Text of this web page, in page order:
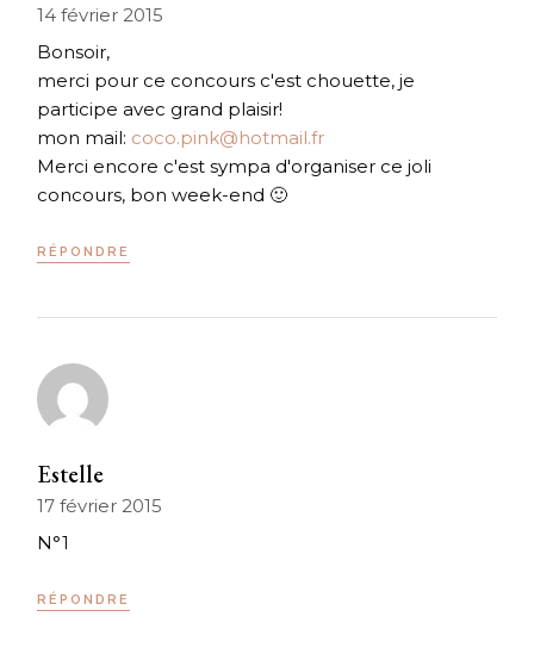
14 février 2015
Bonsoir,
merci pour ce concours c'est chouette, je
participe avec grand plaisir!
mon mail: coco.pink@hotmail.fr
Merci encore c'est sympa d'organiser ce joli
concours, bon week-end 🙂
RÉPONDRE
Estelle
17 février 2015
N°1
RÉPONDRE